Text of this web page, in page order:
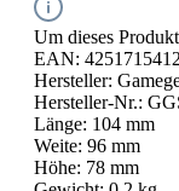
Um dieses
EAN:
Hersteller:
Hersteller-Nr.:
Länge: 104 mm
Weite: 96 mm
Höhe: 78 mm